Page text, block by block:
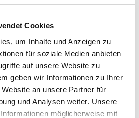
Cookies
um Inhalte und Anzeigen zu
für soziale Medien anbieten
auf unsere Website zu
geben wir Informationen zu Ihrer
an unsere Partner für
und Analysen weiter. Unsere
möglicherweise mit